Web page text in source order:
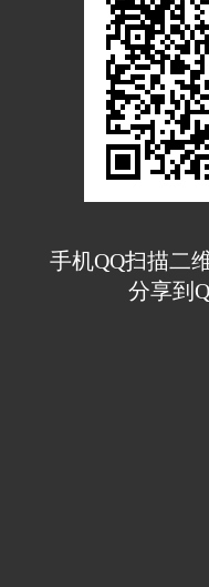
手机QQ扫描二
分享到